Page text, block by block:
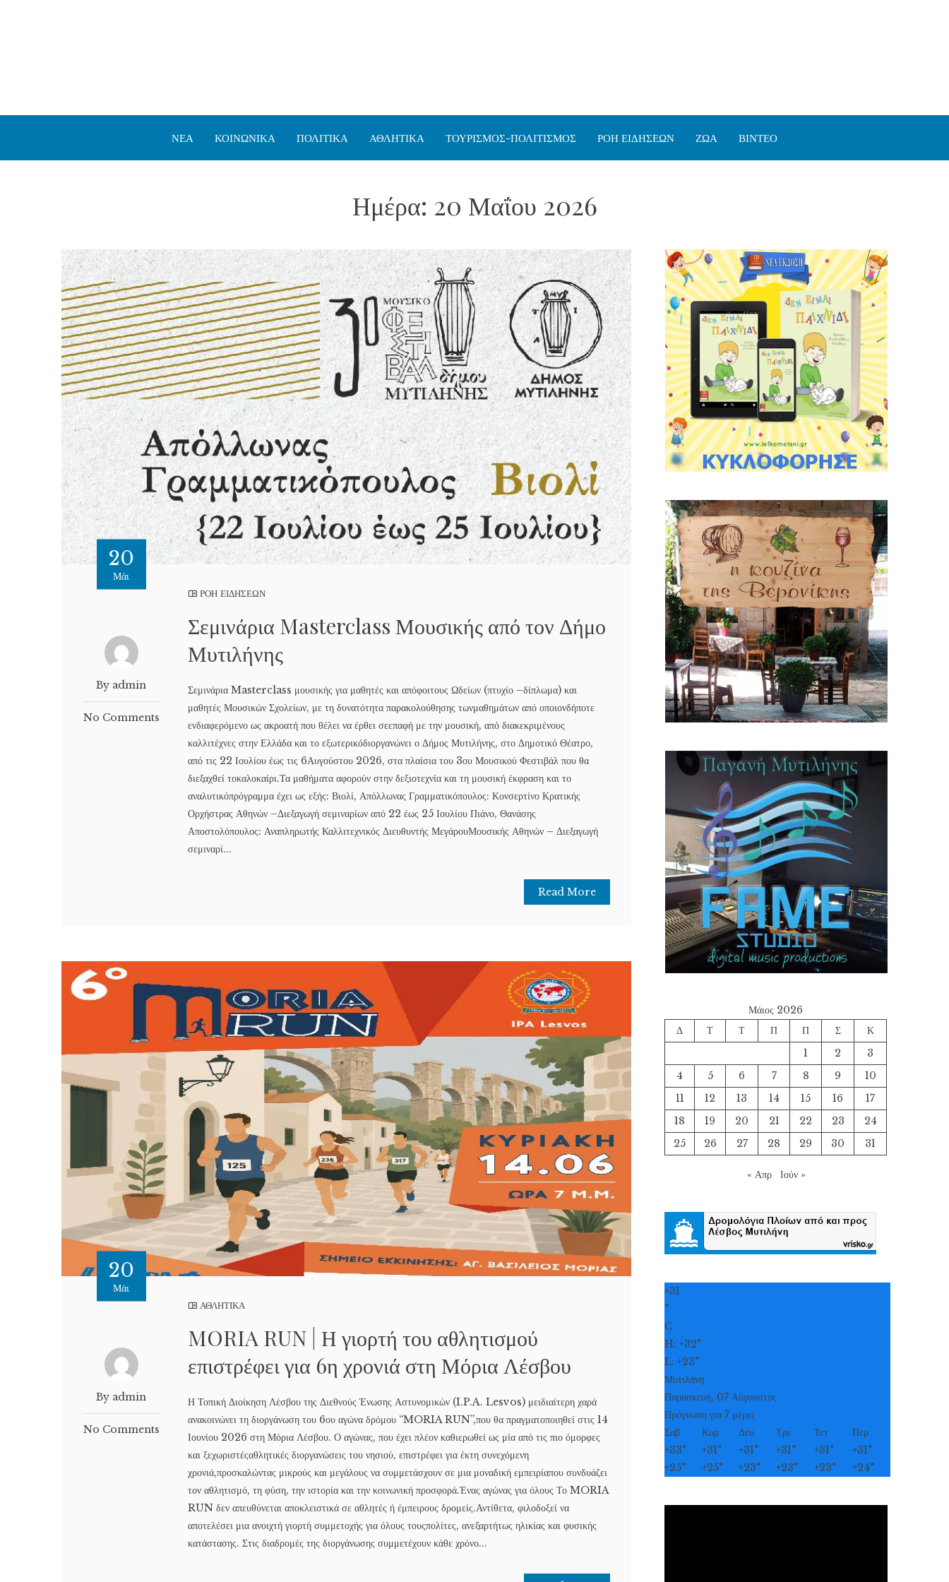
ΝΕΑ ΚΟΙΝΩΝΙΚΑ ΠΟΛΙΤΙΚΑ ΑΘΛΗΤΙΚΑ ΤΟΥΡΙΣΜΟΣ-ΠΟΛΙΤΙΣΜΟΣ ΡΟΗ ΕΙΔΗΣΕΩΝ ΖΩΑ ΒΙΝΤΕΟ
Ημέρα: 20 Μαΐου 2026
20
Μάι
By admin
No Comments
ΡΟΗ ΕΙΔΗΣΕΩΝ
Σεμινάρια Masterclass Μουσικής από τον Δήμο
Μυτιλήνης
Σεμινάρια Masterclass μουσικής για μαθητές και απόφοιτους Ωδείων (πτυχίο –δίπλωμα) και
μαθητές Μουσικών Σχολείων, με τη δυνατότητα παρακολούθησης τωνμαθημάτων από οποιονδήποτε
ενδιαφερόμενο ως ακροατή που θέλει να έρθει σεεπαφή με την μουσική, από διακεκριμένους
καλλιτέχνες στην Ελλάδα και το εξωτερικόδιοργανώνει ο Δήμος Μυτιλήνης, στο Δημοτικό Θέατρο,
από τις 22 Ιουλίου έως τις 6Αυγούστου 2026, στα πλαίσια του 3ου Μουσικού Φεστιβάλ που θα
διεξαχθεί τοκαλοκαίρι.Τα μαθήματα αφορούν στην δεξιοτεχνία και τη μουσική έκφραση και το
αναλυτικόπρόγραμμα έχει ως εξής: Βιολί, Απόλλωνας Γραμματικόπουλος: Κονσερτίνο Κρατικής
Ορχήστρας Αθηνών –Διεξαγωγή σεμιναρίων από 22 έως 25 Ιουλίου Πιάνο, Θανάσης
Αποστολόπουλος: Αναπληρωτής Καλλιτεχνικός Διευθυντής ΜεγάρουΜουσικής Αθηνών – Διεξαγωγή
σεμιναρί...
Read More
20
Μάι
By admin
No Comments
ΑΘΛΗΤΙΚΑ
MORIA RUN | Η γιορτή του αθλητισμού
επιστρέφει για 6η χρονιά στη Μόρια Λέσβου
Η Τοπική Διοίκηση Λέσβου της Διεθνούς Ένωσης Αστυνομικών (I.P.A. Lesvos) μειδιαίτερη χαρά
ανακοινώνει τη διοργάνωση του 6ου αγώνα δρόμου “MORIA RUN”,που θα πραγματοποιηθεί στις 14
Ιουνίου 2026 στη Μόρια Λέσβου. Ο αγώνας, που έχει πλέον καθιερωθεί ως μία από τις πιο όμορφες
και ξεχωριστέςαθλητικές διοργανώσεις του νησιού, επιστρέφει για έκτη συνεχόμενη
χρονιά,προσκαλώντας μικρούς και μεγάλους να συμμετάσχουν σε μια μοναδική εμπειρίαπου συνδυάζει
τον αθλητισμό, τη φύση, την ιστορία και την κοινωνική προσφορά.Ένας αγώνας για όλους Το MORIA
RUN δεν απευθύνεται αποκλειστικά σε αθλητές ή έμπειρους δρομείς.Αντίθετα, φιλοδοξεί να
αποτελέσει μια ανοιχτή γιορτή συμμετοχής για όλους τουςπολίτες, ανεξαρτήτως ηλικίας και φυσικής
κατάστασης. Στις διαδρομές της διοργάνωσης συμμετέχουν κάθε χρόνο...
Μάιος 2026
Δ
Τ Τ Π Π Σ
Κ
1
2
3
4
5 6 7 8 9
10
11
12 13 14 15 16
17
18
19 20 21 22 23
24
25
26 27 28 29 30 31
« Απρ Ιούν »
+31
°
C
H:+32°
L:+23°
Μυτιλήνη
Παρασκευή, 07 Αύγουστος
Πρόγνωση για 7 μέρες
Σαβ
Κυρ Δευ Τρι Τετ
Πεμ
+33° +31° +31° +31° +31° +31°
+25° +25° +23° +23° +23° +24°